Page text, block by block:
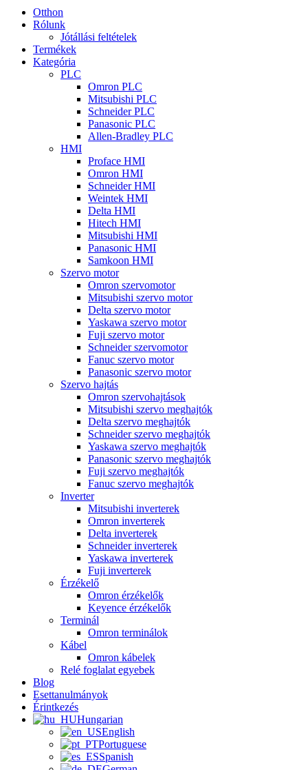
Otthon
Rólunk
Jótállási feltételek
Termékek
Kategória
PLC
Omron PLC
Mitsubishi PLC
Schneider PLC
Panasonic PLC
Allen-Bradley PLC
HMI
Proface HMI
Omron HMI
Schneider HMI
Weintek HMI
Delta HMI
Hitech HMI
Mitsubishi HMI
Panasonic HMI
Samkoon HMI
Szervo motor
Omron szervomotor
Mitsubishi szervo motor
Delta szervo motor
Yaskawa szervo motor
Fuji szervo motor
Schneider szervomotor
Fanuc szervo motor
Panasonic szervo motor
Szervo hajtás
Omron szervohajtások
Mitsubishi szervo meghajtók
Delta szervo meghajtók
Schneider szervo meghajtók
Yaskawa szervo meghajtók
Panasonic szervo meghajtók
Fuji szervo meghajtók
Fanuc szervo meghajtók
Inverter
Mitsubishi inverterek
Omron inverterek
Delta inverterek
Schneider inverterek
Yaskawa inverterek
Fuji inverterek
Érzékelő
Omron érzékelők
Keyence érzékelők
Terminál
Omron terminálok
Kábel
Omron kábelek
Relé foglalat egyebek
Blog
Esettanulmányok
Érintkezés
Hungarian
English
Portuguese
Spanish